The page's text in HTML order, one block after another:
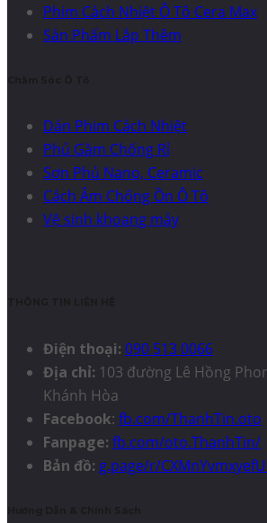
Phim Cách Nhiệt Ô Tô Cera Max
Sản Phẩm Lắp Thêm
Dán Phim Cách Nhiệt
Phủ Gầm Chống Rỉ
Sơn Phủ Nano, Ceramic
Cách Âm Chống Ồn Ô Tô
Vệ sinh khoang máy
Điện thoại: 090 513 0066
Địa chỉ: 103 đường Lê Hồng
Khánh Hòa
Facebook: fb.com/ThanhTin.oto
Fanpage: fb.com/oto.ThanhTin/
Bản đồ: g.page/r/